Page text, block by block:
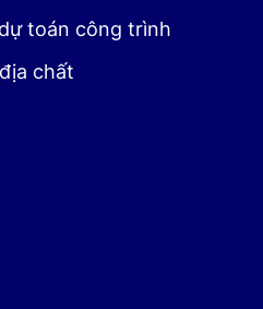
toán công trình
chất